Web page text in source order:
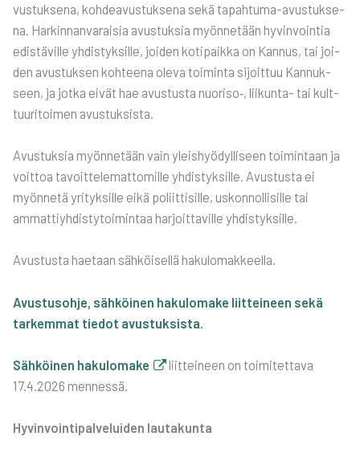
vus­tuk­se­na, koh­dea­vus­tuk­se­na sekä tapah­tu­ma-avus­tuk­se­
na. Har­kin­nan­va­rai­sia avus­tuk­sia myön­ne­tään hyvin­voin­tia
edis­tä­vil­le yhdis­tyk­sil­le, joi­den koti­paik­ka on Kan­nus, tai joi­
den avus­tuk­sen koh­tee­na ole­va toi­min­ta sijoit­tuu Kan­nuk­
seen, ja jot­ka eivät hae avus­tus­ta nuoriso‑, lii­kun­ta- tai kult­
tuu­ri­toi­men avus­tuk­sis­ta.
Avus­tuk­sia myön­ne­tään vain yleis­hyö­dyl­li­seen toi­min­taan ja
voit­toa tavoit­te­le­mat­to­mil­le yhdis­tyk­sil­le. Avus­tus­ta ei
myön­ne­tä yri­tyk­sil­le eikä poliit­ti­sil­le, uskon­nol­li­sil­le tai
ammat­tiyh­dis­ty­toi­min­taa har­joit­ta­vil­le yhdis­tyk­sil­le.
Avus­tus­ta hae­taan säh­köi­sel­lä haku­lo­mak­keel­la.
Avus­tus­oh­je, säh­köi­nen haku­lo­ma­ke liit­tei­neen sekä
tar­kem­mat tie­dot avus­tuk­sis­ta.
Säh­köi­nen haku­lo­ma­ke
liit­tei­neen on toi­mi­tet­ta­va
17.4.2026 men­nes­sä.
Hyvin­voin­ti­pal­ve­lui­den lau­ta­kun­ta